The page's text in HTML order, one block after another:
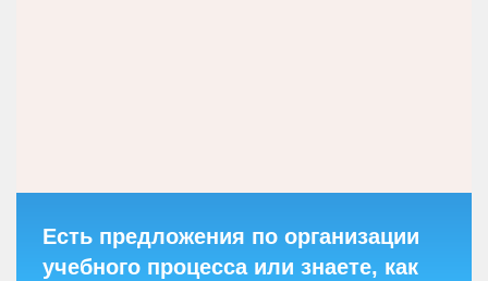
Есть предложения по организации
учебного процесса или знаете, как